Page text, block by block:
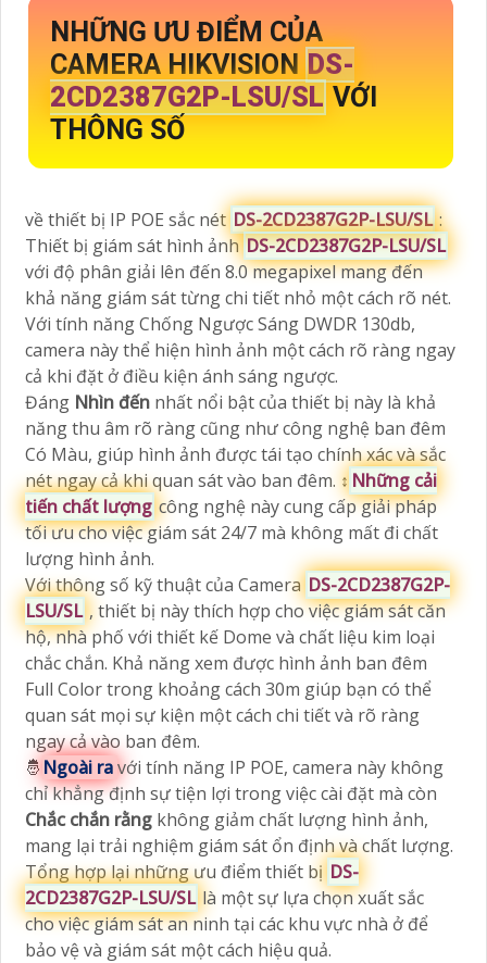
NHỮNG ƯU ĐIỂM CỦA
CAMERA HIKVISION DS-
2CD2387G2P-LSU/SL VỚI
THÔNG SỐ
về thiết bị IP POE sắc nét DS-2CD2387G2P-LSU/SL:
Thiết bị giám sát hình ảnhDS-2CD2387G2P-LSU/SL
với độ phân giải lên đến 8.0 megapixel mang đến
khả năng giám sát từng chi tiết nhỏ một cách rõ nét.
Với tính năng Chống Ngược Sáng DWDR 130db,
camera này thể hiện hình ảnh một cách rõ ràng ngay
cả khi đặt ở điều kiện ánh sáng ngược.
Đáng Nhìn đến nhất nổi bật của thiết bị này là khả
năng thu âm rõ ràng cũng như công nghệ ban đêm
Có Màu, giúp hình ảnh được tái tạo chính xác và sắc
nét ngay cả khi quan sát vào ban đêm. ↕️ Những cải
tiến chất lượng công nghệ này cung cấp giải pháp
tối ưu cho việc giám sát 24/7 mà không mất đi chất
lượng hình ảnh.
Với thông số kỹ thuật của Camera DS-2CD2387G2P-
LSU/SL , thiết bị này thích hợp cho việc giám sát căn
hộ, nhà phố với thiết kế Dome và chất liệu kim loại
chắc chắn. Khả năng xem được hình ảnh ban đêm
Full Color trong khoảng cách 30m giúp bạn có thể
quan sát mọi sự kiện một cách chi tiết và rõ ràng
ngay cả vào ban đêm.
🤴 Ngoài ravới tính năng IP POE, camera này không
chỉ khẳng định sự tiện lợi trong việc cài đặt mà còn
Chắc chắn rằng không giảm chất lượng hình ảnh,
mang lại trải nghiệm giám sát ổn định và chất lượng.
Tổng hợp lại những ưu điểm thiết bị DS-
2CD2387G2P-LSU/SL là một sự lựa chọn xuất sắc
cho việc giám sát an ninh tại các khu vực nhà ở để
bảo vệ và giám sát một cách hiệu quả.